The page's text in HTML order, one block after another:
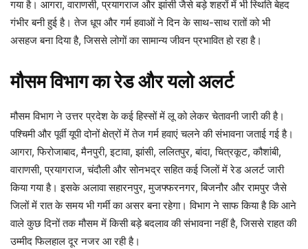
गया है। आगरा, वाराणसी, प्रयागराज और झांसी जैसे बड़े शहरों में भी स्थिति बेहद
गंभीर बनी हुई है। तेज धूप और गर्म हवाओं ने दिन के साथ-साथ रातों को भी
असहज बना दिया है, जिससे लोगों का सामान्य जीवन प्रभावित हो रहा है।
मौसम विभाग का रेड और यलो अलर्ट
मौसम विभाग ने उत्तर प्रदेश के कई हिस्सों में लू को लेकर चेतावनी जारी की है।
पश्चिमी और पूर्वी यूपी दोनों क्षेत्रों में तेज गर्म हवाएं चलने की संभावना जताई गई है।
आगरा, फिरोजाबाद, मैनपुरी, इटावा, झांसी, ललितपुर, बांदा, चित्रकूट, कौशांबी,
वाराणसी, प्रयागराज, चंदौली और सोनभद्र सहित कई जिलों में रेड अलर्ट जारी
किया गया है। इसके अलावा सहारनपुर, मुजफ्फरनगर, बिजनौर और रामपुर जैसे
जिलों में रात के समय भी गर्मी का असर बना रहेगा। विभाग ने साफ किया है कि आने
वाले कुछ दिनों तक मौसम में किसी बड़े बदलाव की संभावना नहीं है, जिससे राहत की
उम्मीद फिलहाल दूर नजर आ रही है।